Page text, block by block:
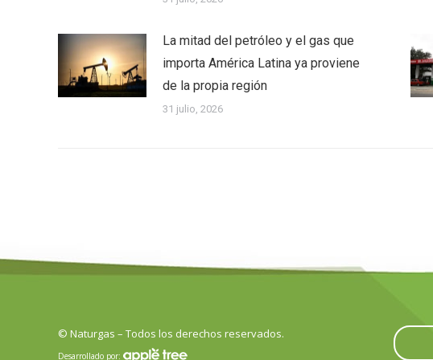
La mitad del petróleo y el gas que
importa América Latina ya proviene
de la propia región
31 julio, 2026
© Naturgas – Todos los derechos reservados.
Desarrollado por: